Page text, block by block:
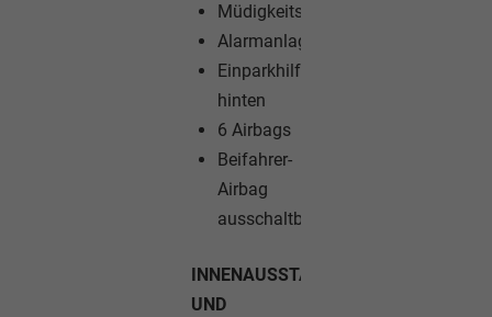
Müdigkeitswarner
Alarmanlage
Einparkhilfe
hinten
6 Airbags
Beifahrer-
Airbag
ausschaltbar
INNENAUSSTATTUNG
UND